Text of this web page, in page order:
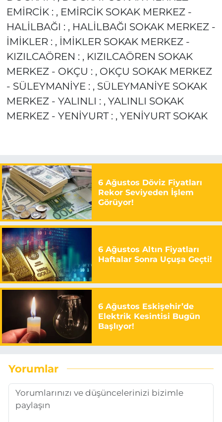
EMİRCİK : , EMİRCİK SOKAK MERKEZ -
HALİLBAĞI : , HALİLBAĞI SOKAK MERKEZ -
İMİKLER : , İMİKLER SOKAK MERKEZ -
KIZILCAÖREN : , KIZILCAÖREN SOKAK
MERKEZ - OKÇU : , OKÇU SOKAK MERKEZ
- SÜLEYMANİYE : , SÜLEYMANİYE SOKAK
MERKEZ - YALINLI : , YALINLI SOKAK
MERKEZ - YENİYURT : , YENİYURT SOKAK
6 Ağustos Döviz Fiyatları
Rekor Seviyeden İşlem
Görüyor!
6 Ağustos Altın Fiyatları
Haftalar Sonra Uçuşa Geçti!
6 Ağustos Eskişehir’de
Elektrik Kesintisi Bugün
Başlıyor!
Yorumlar